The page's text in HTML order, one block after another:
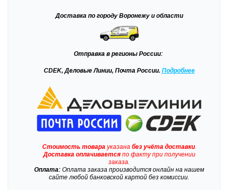
Доставка по городу Воронежу и области
Отправка в регионы России:
CDEK, Деловые Линии, Почта России. Подробнее
Стоимость товарауказана без учёта доставки.
Доставкаоплачиваетсяпо факту при получении
заказа.
Оплата: Оплата заказа производится онлайн на нашем
сайте любой банковской картой без комиссии.